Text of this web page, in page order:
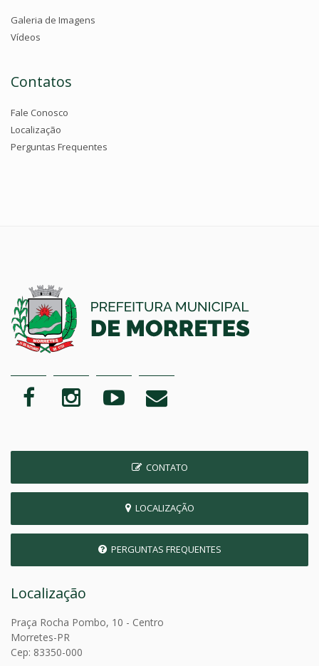
Galeria de Imagens
Vídeos
Contatos
Fale Conosco
Localização
Perguntas Frequentes
CONTATO
LOCALIZAÇÃO
PERGUNTAS FREQUENTES
Localização
Praça Rocha Pombo, 10 - Centro
Morretes-PR
Cep: 83350-000